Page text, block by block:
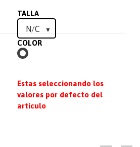
TALLA
COLOR
BLANCO
Estas seleccionando los
valores por defecto del
articulo